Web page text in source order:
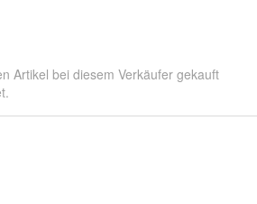
Artikel bei diesem Verkäufer gekauft